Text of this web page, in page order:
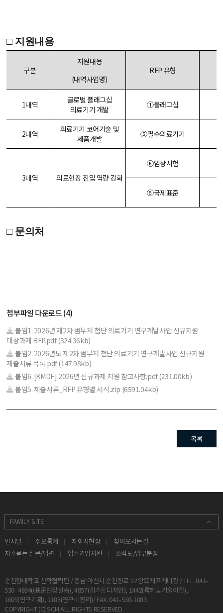
□ 지원내용
구분
지원내용
(내역사업명)
RFP 유형
1내역
글로벌 플래그십
의료기기 개발
①플래그십
2내역
의료기기 코어기술 및
제품개발
⑤필수의료기기
3내역 의료현장 진입 역량 강화
⑥임상시험
⑧국제표준
□ 문의처
첨부파일 다운로드(4)
붙임1. 2026년 제2차 범부처 첨단 의료기기 연구개발사업 신규지원
대상과제 RFP.pdf(324.36kb)
붙임2. 2026년도 제2차 범부처 첨단 의료기기 연구개발사업 신규지원
제출서류 목록.pdf(147.98kb)
붙임6. [KMDF] 2026년 신규과제 지원 참고사항.pdf(231.00kb)
붙임5. 제출서류_RFP 유형별 서식.zip (6591.04kb)
목록
인사말 주요통계 자회사현황
찾아오시는길
자주묻는 질문/답변
입주기업지원 조직도/업무분장
순천향대학교 산학협력단 / 충남 아산시 순천향로 22 앙뜨레프레너관 / TEL. 041-
530- 4894((표준현장실습), 4857(캡스톤디자인), 1442(특허및기술이전),
1609(연구기획), 1103(연구비관리)/ FAX. 041-530-1083
COPYRIGHT (C) SCH ALL RIGHTS RESERVED.